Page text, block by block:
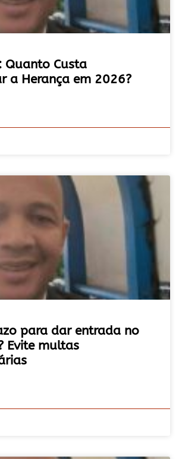
Quanto Custa
a Herança em 2026?
para dar entrada no
Evite multas